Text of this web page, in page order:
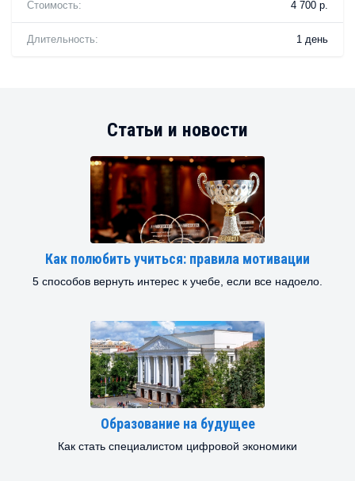
Стоимость: 4 700 р.
Длительность: 1 день
Статьи и новости
Как полюбить учиться: правила мотивации
5 способов вернуть интерес к учебе, если все надоело.
Образование на будущее
Как стать специалистом цифровой экономики